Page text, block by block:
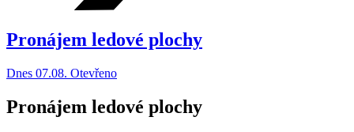
Pronájem ledové plochy
Dnes 07.08. Otevřeno
Pronájem ledové plochy